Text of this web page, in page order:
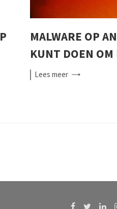
MALWARE OP
KUNT DOEN
Leesmeer